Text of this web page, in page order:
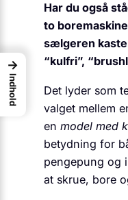
Har du også
to
sælgeren
“kulfri”,
Det lyder som
valget mellem
en model med
betydning for
pengepung og
at skrue, bore
→
Indhold